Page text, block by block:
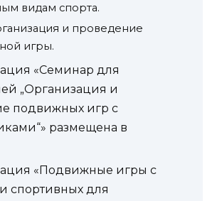
видам спорта.
и проведение
игры.
«Семинар для
„Организация и
подвижных игр с
размещена в
«Подвижные игры с
спортивных для